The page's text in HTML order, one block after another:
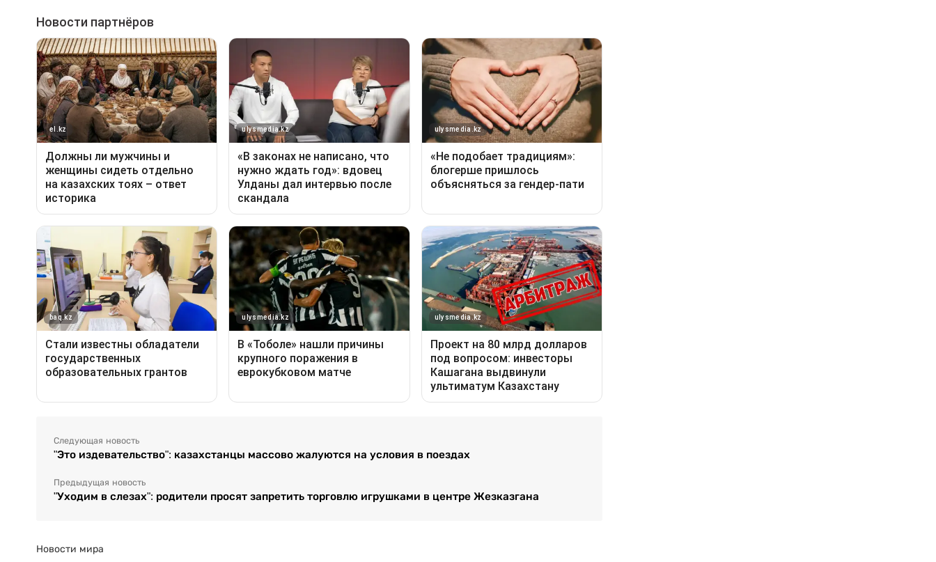
Следующая новость
"Это издевательство": казахстанцы массово жалуются на условия в поездах
Предыдущая новость
"Уходим в слезах": родители просят запретить торговлю игрушками в центре Жезказгана
Новости мира